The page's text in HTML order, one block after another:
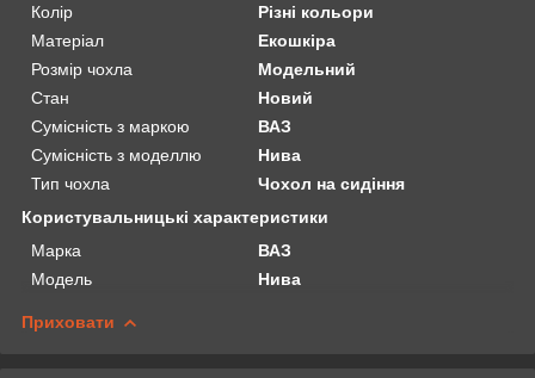
Колір
Різні кольори
Матеріал
Екошкіра
Розмір чохла
Модельний
Стан
Новий
Сумісність з маркою
ВАЗ
Сумісність з моделлю
Нива
Тип чохла
Чохол на сидіння
Користувальницькі характеристики
Марка
ВАЗ
Модель
Нива
Приховати